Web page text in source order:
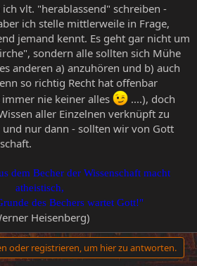
vlt. "herablassend" schreiben -
ich stelle mittlerweile in Frage,
jemand kennt. Es geht gar nicht um
sondern alle sollten sich Mühe
anderen a) anzuhören und b) auch
so richtig Recht hat offenbar
nie keiner alles
....), doch
aller Einzelnen verknüpft zu
nur dann - sollten wir von Gott
dem Becher der Wissenschaft macht
atheistisch,
des Bechers wartet Gott!"​
Heisenberg)​
oder registrieren, um hier zu antworten.